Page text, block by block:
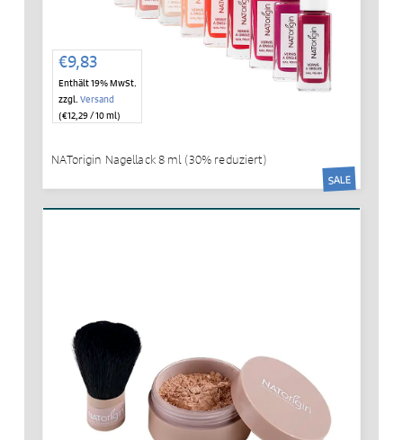
€9,83
Enthält 19% MwSt.
zzgl. Versand
(€12,29/ 10 ml)
NATorigin Nagellack 8 ml (30% reduziert)
SALE